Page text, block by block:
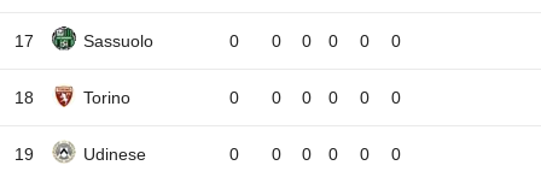
17 Sassuolo 0 0 0 0 0 0
18 Torino 0 0 0 0 0 0
19 Udinese 0 0 0 0 0 0